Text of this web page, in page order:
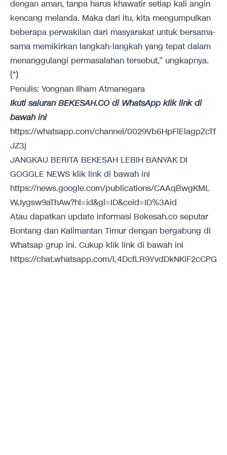
dengan aman, tanpa harus khawatir setiap kali angin
kencang melanda. Maka dari itu, kita mengumpulkan
beberapa perwakilan dari masyarakat untuk bersama-
sama memikirkan langkah-langkah yang tepat dalam
menanggulangi permasalahan tersebut,” ungkapnya.
(*)
Penulis: Yongnan Ilham Atmanegara
Ikuti saluran BEKESAH.CO di WhatsApp klik link di
bawah ini
https://whatsapp.com/channel/0029Vb6HpFlElagpZcTf
JZ3j
JANGKAU BERITA BEKESAH LEBIH BANYAK DI
GOGGLE NEWS klik link di bawah ini
https://news.google.com/publications/CAAqBwgKML
WJygsw9aThAw?hl=id&gl=ID&ceid=ID%3Aid
Atau dapatkan update informasi Bekesah.co seputar
Bontang dan Kalimantan Timur dengan bergabung di
Whatsap grup ini. Cukup klik link di bawah ini
https://chat.whatsapp.com/L4DcfLR9YvdDkNKiF2cCPG